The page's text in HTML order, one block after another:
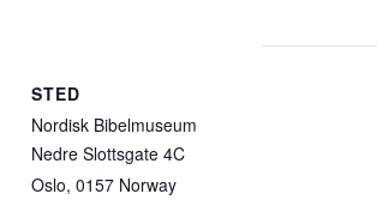
STED
Nordisk Bibelmuseum
Nedre Slottsgate 4C
Oslo, 0157 Norway